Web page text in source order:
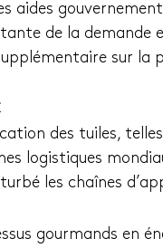
aides
de la demande
sur la
des tuiles,
logistiques
les chaînes
gourmands en